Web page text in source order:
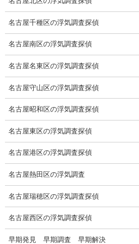
浮気調査地域
浮気調査関連調査
ドメスティックバイオレンスDV調査
いじめ・子供の虐待
別れさせ屋
盗聴調査
盗聴調査料金
名古屋千種区の浮気調査探偵
名古屋南区の浮気調査探偵
名古屋名東区の浮気調査探偵
名古屋守山区の浮気調査探偵
名古屋昭和区の浮気調査探偵
名古屋東区の浮気調査探偵
名古屋港区の浮気調査探偵
名古屋熱田区の浮気調査
名古屋瑞穂区の浮気調査探偵
名古屋西区の浮気調査探偵
早期発見 早期調査 早期解決